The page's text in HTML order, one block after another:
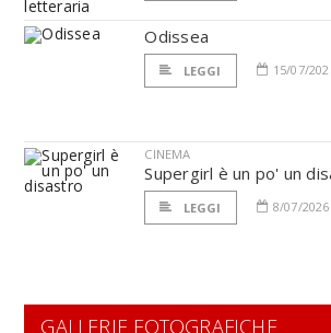
Odissea
LEGGI 15/07/
CINEMA
Supergirl è un po' un
LEGGI 8/07/2026
GALLERIE FOTOGRAFICHE